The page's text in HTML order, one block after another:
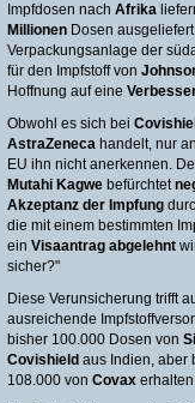
Impfdosen nach Afrika
Millionen Dosen
Verpackungsanlage der
für den Impfstoff von
Hoffnung auf eine
Obwohl es sich bei
AstraZeneca handelt, nur
EU ihn nicht anerkennen.
Mutahi Kagwe befürchtet
Akzeptanz der Impfung
die mit einem bestimmten
ein Visaantrag abgelehnt
sicher?"
Diese Verunsicherung trifft
ausreichende
bisher 100.000 Dosen von
Covishield aus Indien, aber
108.000 von Covax